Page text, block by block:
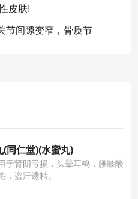
皮肤!
节间隙变窄，骨质节
(同仁堂)(水蜜丸)
于肾阴亏损，头晕耳鸣，腰膝酸
，盗汗遗精。